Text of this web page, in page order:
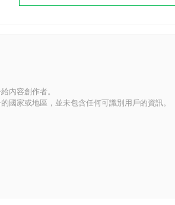
內容創作者。
國家或地區，並未包含任何可識別用戶的資訊。